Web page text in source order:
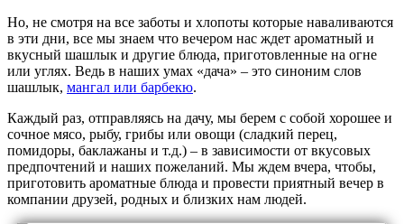
Но, не смотря на все заботы и хлопоты которые наваливаются
в эти дни, все мы знаем что вечером нас ждет ароматный и
вкусный шашлык и другие блюда, приготовленные на огне
или углях. Ведь в наших умах «дача» – это синоним слов
шашлык, мангал или барбекю.
Каждый раз, отправляясь на дачу, мы берем с собой хорошее и
сочное мясо, рыбу, грибы или овощи (сладкий перец,
помидоры, баклажаны и т.д.) – в зависимости от вкусовых
предпочтений и наших пожеланий. Мы ждем вчера, чтобы,
приготовить ароматные блюда и провести приятный вечер в
компании друзей, родных и близких нам людей.